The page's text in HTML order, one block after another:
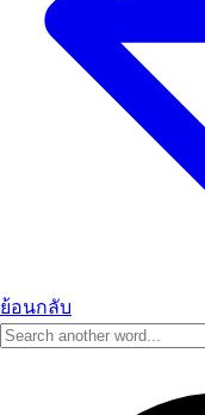
ย้อนกลับ